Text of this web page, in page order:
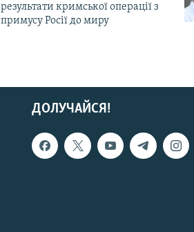
результати кримської операції з
примусу Росії до миру
ДОЛУЧАЙСЯ!